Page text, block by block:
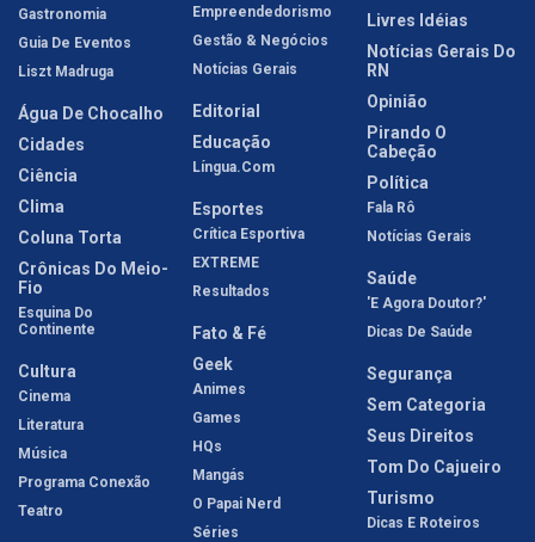
Gastronomia
Guia De Eventos
Liszt Madruga
Água De Chocalho
Cidades
Ciência
Clima
Coluna Torta
Crônicas Do Meio-
Fio
Esquina Do
Continente
Cultura
Cinema
Literatura
Música
Programa Conexão
Teatro
Empreendedorismo
Gestão & Negócios
Notícias Gerais
Editorial
Educação
Língua.com
Esportes
Crítica Esportiva
EXTREME
Resultados
Fato & Fé
Geek
Animes
Games
HQs
Mangás
O Papai Nerd
Séries
Livres Idéias
Notícias Gerais Do
RN
Opinião
Pirando O
Cabeção
Política
Fala Rô
Notícias Gerais
Saúde
'E Agora Doutor?'
Dicas De Saúde
Segurança
Sem Categoria
Seus Direitos
Tom Do Cajueiro
Turismo
Dicas E Roteiros